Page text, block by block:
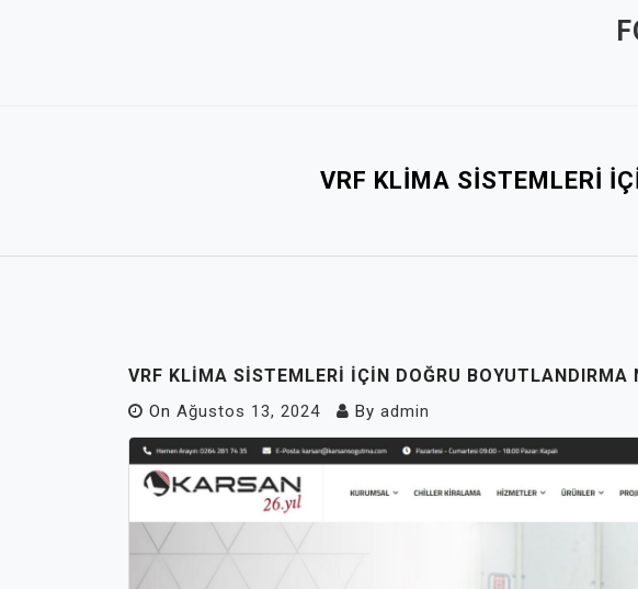
VRF KLIMA SISTEMLERI
VRF KLIMA SISTEMLERI İÇIN DOĞRU BOYUTLANDIRMA
On Ağustos 13, 2024 By admin